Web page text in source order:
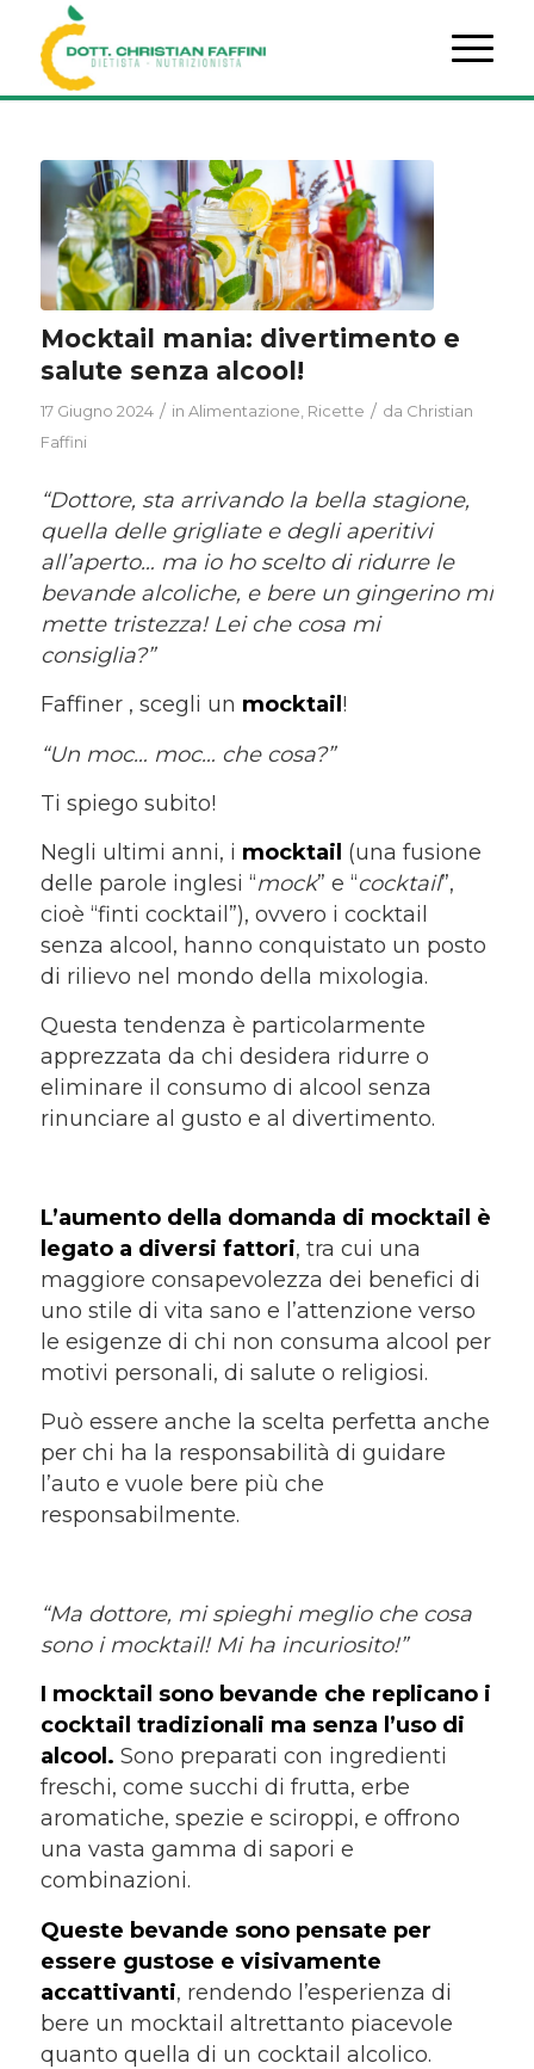
Mocktail mania: divertimento e
salute senza alcool!
17 Giugno 2024 / in Alimentazione Ricette / da Christian
Faffini
“Dottore, sta arrivando la bella stagione,
quella delle grigliate e degli aperitivi
all’aperto… ma io ho scelto di ridurre le
bevande alcoliche, e bere un gingerino mi
mette tristezza! Lei che cosa mi
consiglia?”
Faffiner , scegli un mocktail !
“Un moc… moc… che cosa?”
Ti spiego subito!
Negli ultimi anni, i mocktail (una fusione
delle parole inglesi “mock” e “cocktail”,
cioè “finti cocktail”), ovvero i cocktail
senza alcool, hanno conquistato un posto
di rilievo nel mondo della mixologia.
Questa tendenza è particolarmente
apprezzata da chi desidera ridurre o
eliminare il consumo di alcool senza
rinunciare al gusto e al divertimento.
L’aumento della domanda di mocktail è
legato a diversi fattori, tra cui una
maggiore consapevolezza dei benefici di
uno stile di vita sano e l’attenzione verso
le esigenze di chi non consuma alcool per
motivi personali, di salute o religiosi.
Può essere anche la scelta perfetta anche
per chi ha la responsabilità di guidare
l’auto e vuole bere più che
responsabilmente.
“Ma dottore, mi spieghi meglio che cosa
sono i mocktail! Mi ha incuriosito!”
I mocktail sono bevande che replicano i
cocktail tradizionali ma senza l’uso di
alcool. Sono preparati con ingredienti
freschi, come succhi di frutta, erbe
aromatiche, spezie e sciroppi, e offrono
una vasta gamma di sapori e
combinazioni.
Queste bevande sono pensate per
essere gustose e visivamente
accattivanti, rendendo l’esperienza di
bere un mocktail altrettanto piacevole
quanto quella di un cocktail alcolico.